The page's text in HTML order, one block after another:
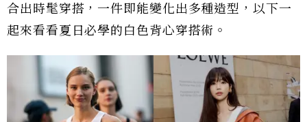
合出時髦穿搭，一件即能變化出多種造型，以下一
起來看看夏日必學的白色背心穿搭術。